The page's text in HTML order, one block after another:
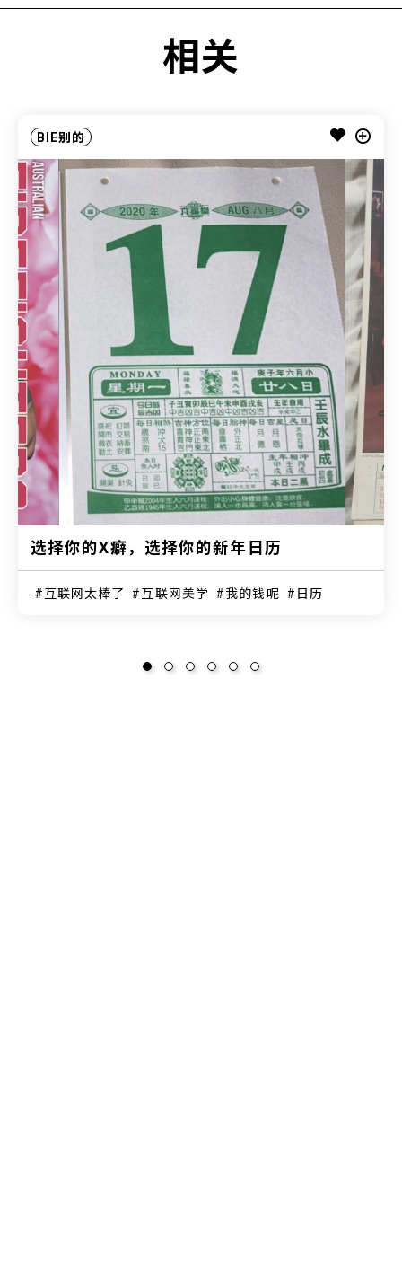
相关
BIE别的
选择你的X癖，选择你的新年日历
互联网太棒了 互联网美学 我的钱呢 日历